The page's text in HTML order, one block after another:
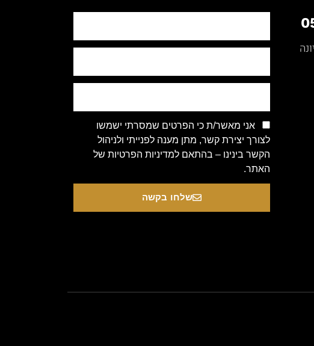
אני מאשר/ת כי הפרטים שמסרתי ישמשו
לצורך יצירת קשר, מתן מענה לפנייתי ולניהול
הקשר בינינו – בהתאם למדיניות הפרטיות של
האתר.
שלחו בקשה